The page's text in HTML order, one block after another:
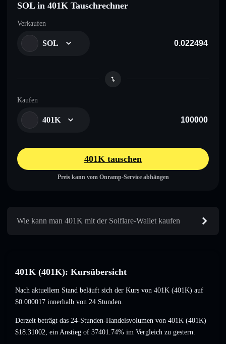
SOL in 401K Tauschrechner
Verkaufen
SOL
Kaufen
401K
401K tauschen
Preis kann vom Onramp-Service abhängen
Wie kann man 401K mit der Solflare-Wallet kaufen
401K (401K): Kursübersicht
Nach aktuellem Stand beläuft sich der Kurs von 401K (401K) auf
$0.000017 innerhalb von 24 Stunden.
Derzeit beträgt das 24-Stunden-Handelsvolumen von 401K (401K)
$18.31002, ein Anstieg of 37401.74% im Vergleich zu gestern.